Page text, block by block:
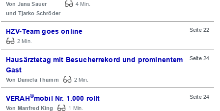
Jana Sauer
Tjarko Schröder
4 Min.
HZV-Team goes online
Seite 22
2 Min.
Hausärztetag mit Besucherrekord und prominentem
Gast
Seite 24
Daniela Thamm 2 Min.
VERAH®mobil Nr. 1.000 rollt Seite 24
Manfred King 1 Min.